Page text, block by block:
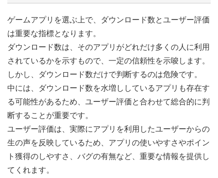
ゲームアプリを選ぶ上で、ダウンロード数とユーザー評価
は重要な指標となります。
ダウンロード数は、そのアプリがどれだけ多くの人に利用
されているかを示すもので、一定の信頼性を示唆します。
しかし、ダウンロード数だけで判断するのは危険です。
中には、ダウンロード数を水増ししているアプリも存在す
る可能性があるため、ユーザー評価と合わせて総合的に判
断することが重要です。
ユーザー評価は、実際にアプリを利用したユーザーからの
生の声を反映しているため、アプリの使いやすさやポイン
ト獲得のしやすさ、バグの有無など、重要な情報を提供し
てくれます。